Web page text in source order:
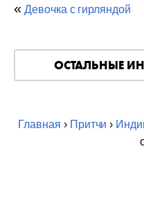
« Девочка с гирляндой
ОСТАЛЬНЫЕ
Главная › Притчи ›